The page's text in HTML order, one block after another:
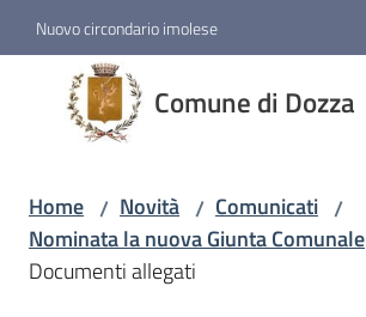
Vai al contenuto
Vai alla navigazione
Vai al footer
Nuovo circondario imolese
Comune di Dozza
Comune
di
Dozza
Amministrazione
Home / Novità / Comunicati /
Nominata la nuova Giunta Comunale
Documenti allegati